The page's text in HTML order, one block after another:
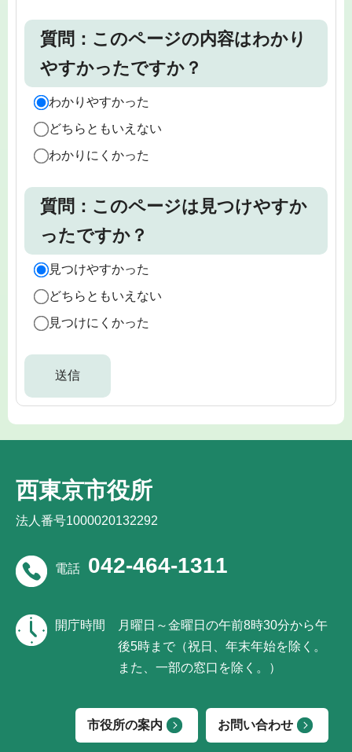
質問：このページの内容はわかり
やすかったですか？
わかりやすかった
どちらともいえない
わかりにくかった
質問：このページは見つけやすか
ったですか？
見つけやすかった
どちらともいえない
見つけにくかった
西東京市役所
法人番号1000020132292
電話 042-464-1311
開庁時間
月曜日～金曜日の午前8時30分から午
後5時まで（祝日、年末年始を除く。
また、一部の窓口を除く。）
市役所の案内 お問い合わせ